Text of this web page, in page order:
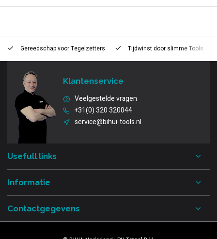
Gereedschap voorTegelzetters Tijdwinst door slimme Tools
Klantenservice
Veelgestelde vragen
+31(0) 320 320044
service@bihui-tools.nl
Usefull links
Informatie
Contactgegevens